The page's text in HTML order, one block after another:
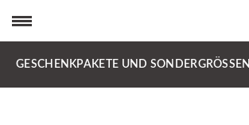
GESCHENKPAKETE UND SONDERGRÖSSEN